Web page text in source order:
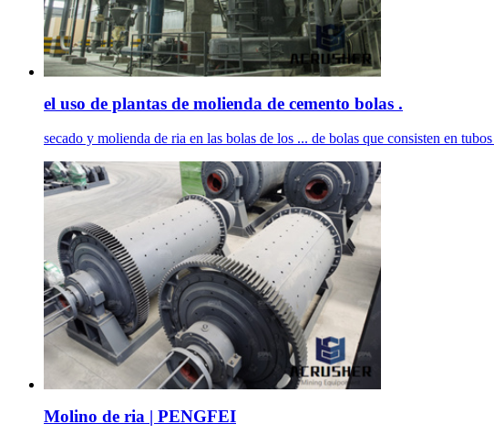
el uso de plantas de molienda de cemento bolas .
secado y molienda de ria en las bolas de los ... de bolas que consisten en
Molino de ria | PENGFEI